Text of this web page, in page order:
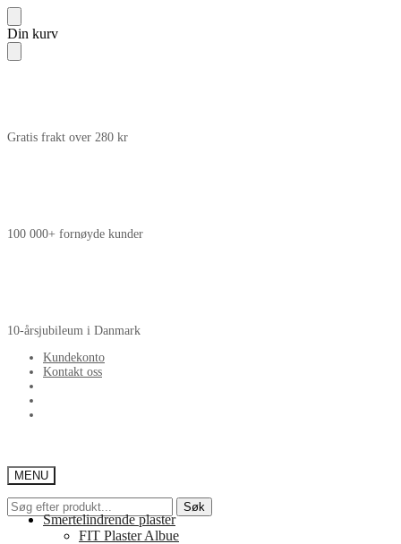
Skip
to
navigation
Skip
to
content
Din kurv
Gratis frakt over 280 kr
100 000+ fornøyde kunder
10-årsjubileum i Danmark
Kundekonto
Kontakt oss
MENU
Søk
etter:
Søk
0,00Smertelindrende plaster
FIT Plaster Albue